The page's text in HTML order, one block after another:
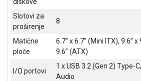
BAŠTA
OUTLET
Slotovi za
proširenje
8
Matične
ploče
6.7” x 6.7” (Mini ITX), 9.6”
9.6” (ATX)
I/O portovi
1 x USB 3.2 (Gen 2) Type-
Audio